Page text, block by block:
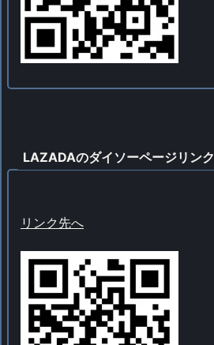
LAZADAのダイソーページリンク
リンク先へ